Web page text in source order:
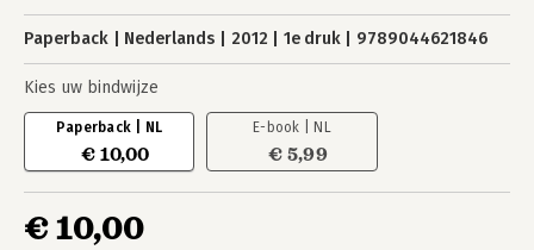
Paperback Nederlands 2012 1e druk 9789044621846
Kies uw bindwijze
Paperback | NL
€ 10,00
E-book | NL
€ 5,99
€ 10,00